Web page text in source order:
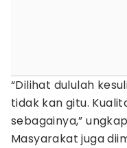
“Dilihat dululah
tidak kan gitu.
sebagainya,”
Masyarakat juga